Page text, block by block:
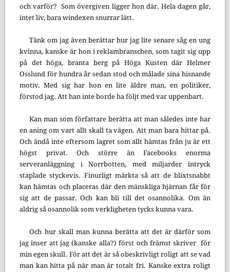
och varför? Som övergiven ligger hon där. Hela dagen går,
intet liv, bara windexen snurrar lätt.
Tänk om jag även berättar hur jag lite senare såg en ung
kvinna, kanske är hon i reklambranschen, som tagit sig upp
på det höga, branta berg på Höga Kusten där Helmer
Osslund för hundra år sedan stod och målade sina hisnande
motiv. Med sig har hon en lite äldre man, en politiker,
förstod jag. Att han inte borde ha följt med var uppenbart.
Kan man som författare berätta att man således inte har
en aning om vart allt skall ta vägen. Att man bara hittar på.
Och ändå inte eftersom lagret som allt hämtas från ju är ett
högst privat. Och större än Facebooks enorma
serveranläggning i Norrbotten, med miljarder intryck
staplade styckevis. Finurligt märkta så att de blixtsnabbt
kan hämtas och placeras där den mänskliga hjärnan får för
sig att de passar. Och kan bli till det osannolika. Om än
aldrig så osannolik som verkligheten tycks kunna vara.
Och hur skall man kunna berätta att det är därför som
jag inser att jag (kanske alla?) först och främst skriver för
min egen skull. För att det är så obeskrivligt roligt att se vad
man kan hitta på när man är totalt fri. Kanske extra roligt